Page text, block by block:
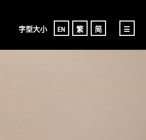
字型大小 EN 繁 简 ☰